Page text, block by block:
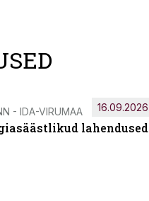
- IDA-VIRUMAA
lahendused
16.09.2026